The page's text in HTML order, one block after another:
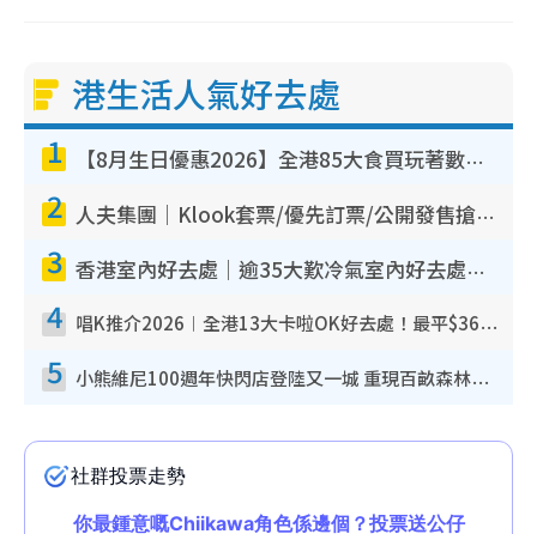
港生活人氣好去處
1 【8月生日優惠2026】全港85大食買玩著數攻略 自助餐/火鍋放題同行免費＋誠品/DONKI送現金券
2 人夫集團｜Klook套票/優先訂票/公開發售搶飛攻略！附票價.購票連結.場地座位表
3 香港室內好去處｜逾35大歎冷氣室內好去處推介 室內活動免費避雨無懼落雨
4 唱K推介2026︱全港13大卡啦OK好去處！最平$36起 日文K都有！(附地址+收費詳情)
5 小熊維尼100週年快閃店登陸又一城 重現百畝森林經典場景／獨家限定盲盒登場／專屬DIY香水